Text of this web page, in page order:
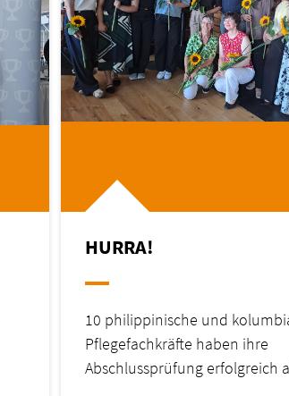
HURRA!
10 philippinische und
Pflegefachkräfte haben ihre
Abschlussprüfung erfolgreich